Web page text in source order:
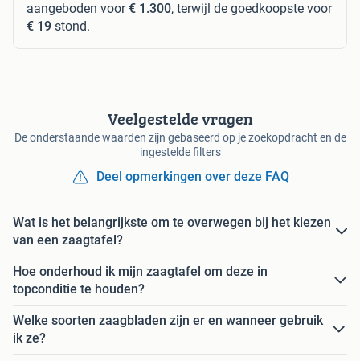
aangeboden voor€ 1.300, terwijl de goedkoopste voor
€ 19 stond.
Veelgestelde vragen
De onderstaande waarden zijn gebaseerd op je zoekopdracht en de
ingestelde filters
Deel opmerkingen over deze FAQ
Wat is het belangrijkste om te overwegen bij het kiezen
van een zaagtafel?
Hoe onderhoud ik mijn zaagtafel om deze in
topconditie te houden?
Welke soorten zaagbladen zijn er en wanneer gebruik
ik ze?